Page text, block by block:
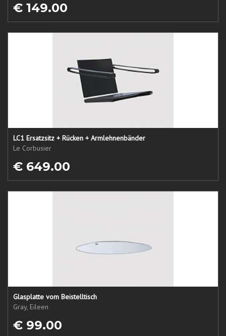
€ 149.00
LC1 Ersatzsitz + Rücken + Armlehnenbänder
Le Corbusier
€ 649.00
Glasplatte vom Beistelltisch
Gray, Eileen
€ 99.00